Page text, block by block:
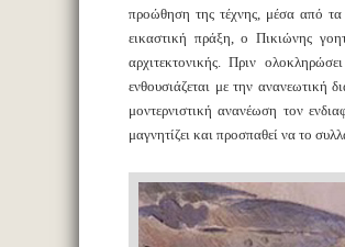
προώθηση της τέχνης, μέσα από τα
εικαστική πράξη, ο Πικιώνης
αρχιτεκτονικής. Πριν
ενθουσιάζεται με την ανανεωτική
μοντερνιστική ανανέωση τον
μαγνητίζει και προσπαθεί να το